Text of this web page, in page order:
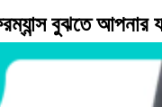
বুঝতে আপনার যা
কেন কাজ করে, এবং